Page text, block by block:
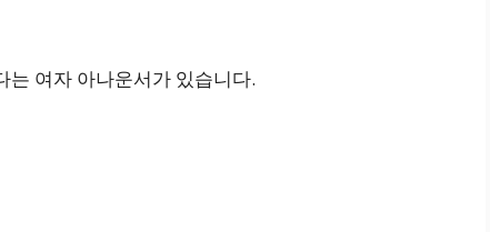
는 여자 아나운서가 있습니다.